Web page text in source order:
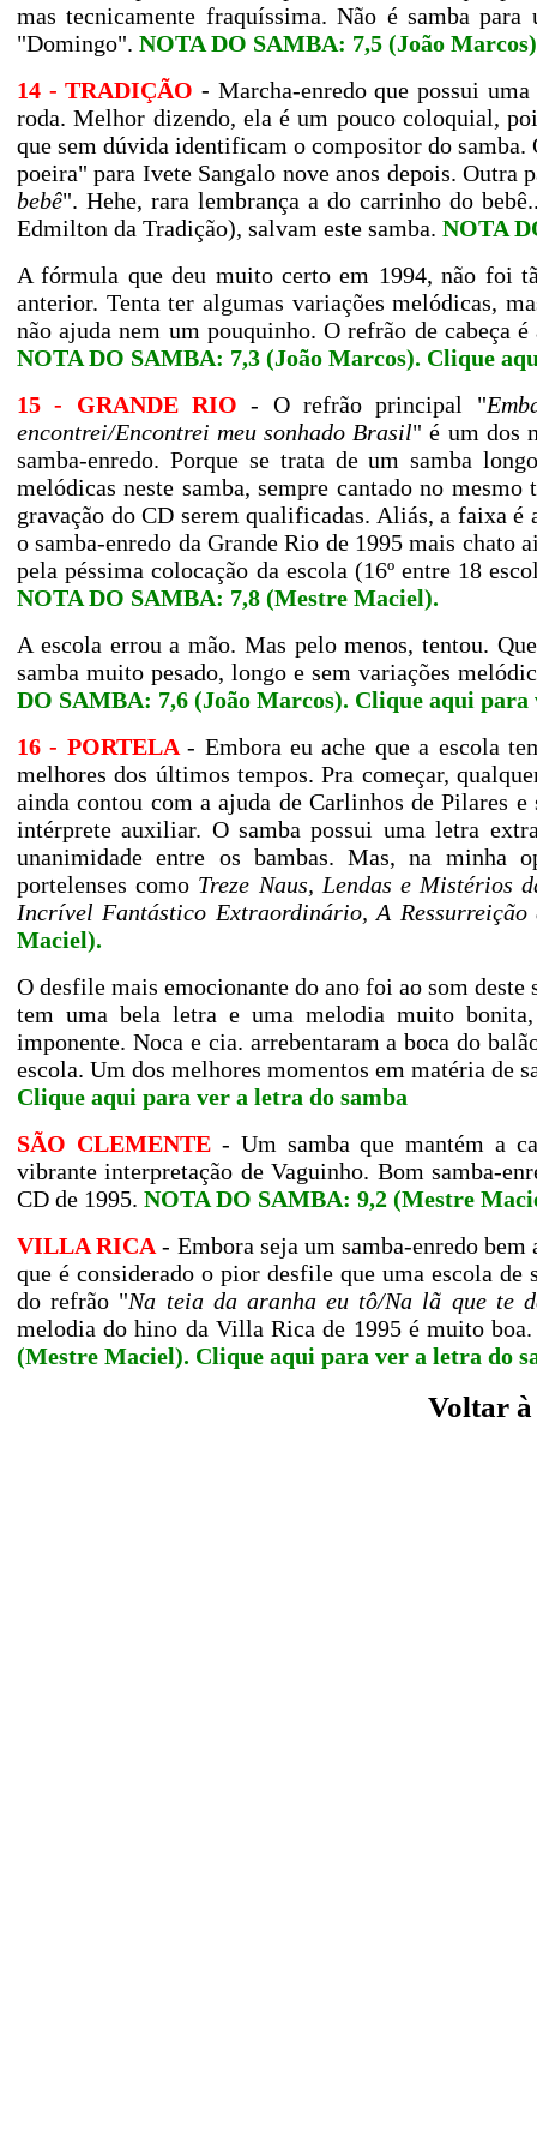
mas tecnicamente fraquíssima. Não é samba
"Domingo". NOTA DO SAMBA: 7,5 (João
14 - TRADIÇÃO - Marcha-enredo que possui
roda. Melhor dizendo, ela é um pouco coloquial,
que sem dúvida identificam o compositor do
poeira" para Ivete Sangalo nove anos depois. Outra
bebê". Hehe, rara lembrança a do carrinho do
Edmilton da Tradição), salvam este samba. NOTA
A fórmula que deu muito certo em 1994, não foi
anterior. Tenta ter algumas variações melódicas,
não ajuda nem um pouquinho. O refrão de cabeça
NOTA DO SAMBA: 7,3 (João Marcos). Clique
15 - GRANDE RIO - O refrão principal "
encontrei/Encontrei meu sonhado Brasil" é um dos
samba-enredo. Porque se trata de um samba
melódicas neste samba, sempre cantado no
gravação do CD serem qualificadas. Aliás, a faixa
o samba-enredo da Grande Rio de 1995 mais chato
pela péssima colocação da escola (16º entre 18
NOTA DO SAMBA: 7,8 (Mestre Maciel).
A escola errou a mão. Mas pelo menos, tentou.
samba muito pesado, longo e sem variações
DO SAMBA: 7,6 (João Marcos). Clique aqui para
16 - PORTELA- Embora eu ache que a escola
melhores dos últimos tempos. Pra começar,
ainda contou com a ajuda de Carlinhos de Pilares
intérprete auxiliar. O samba possui uma letra
unanimidade entre os bambas. Mas, na minha
portelenses como Treze Naus, Lendas e Mistérios
Incrível Fantástico Extraordinário, A
Maciel).
O desfile mais emocionante do ano foi ao som deste
tem uma bela letra e uma melodia muito
imponente. Noca e cia. arrebentaram a boca do
escola. Um dos melhores momentos em matéria de
Clique aqui para ver a letra do samba
SÃO CLEMENTE - Um samba que mantém a
vibrante interpretação de Vaguinho. Bom samba-
CD de 1995. NOTA DO SAMBA: 9,2 (Mestre
VILLA RICA - Embora seja um samba-enredo
que é considerado o pior desfile que uma escola
do refrão "Na teia da aranha eu tô/Na lã que te
melodia do hino da Villa Rica de 1995 é muito
(Mestre Maciel). Clique aqui para ver a letra do
Voltar à